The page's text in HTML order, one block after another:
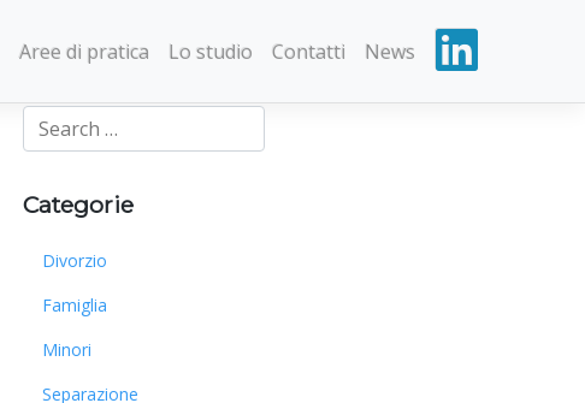
Aree di pratica Lo studio Contatti News
Categorie
Divorzio
Famiglia
Minori
Separazione